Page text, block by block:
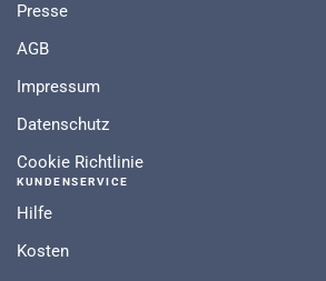
Presse
AGB
Impressum
Datenschutz
Cookie Richtlinie
KUNDENSERVICE
Hilfe
Kosten